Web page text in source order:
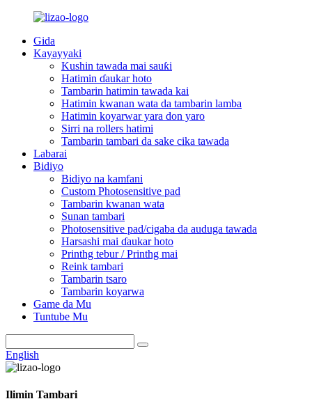
Gida
Kayayyaki
Kushin tawada mai sauƙi
Hatimin ɗaukar hoto
Tambarin hatimin tawada kai
Hatimin kwanan wata da tambarin lamba
Hatimin koyarwar yara don yaro
Sirri na rollers hatimi
Tambarin tambari da sake cika tawada
Labarai
Bidiyo
Bidiyo na kamfani
Custom Photosensitive pad
Tambarin kwanan wata
Sunan tambari
Photosensitive pad/cigaba da auduga tawada
Harsashi mai ɗaukar hoto
Printhg tebur / Printhg mai
Reink tambari
Tambarin tsaro
Tambarin koyarwa
Game da Mu
Tuntube Mu
English
Ilimin Tambari